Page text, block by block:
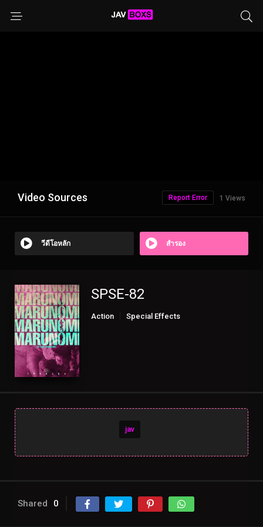
Video Sources 1 Views
Report Error
วีดีโอหลัก สำรอง
SPSE-82
Action Special Effects
jav
Shared 0